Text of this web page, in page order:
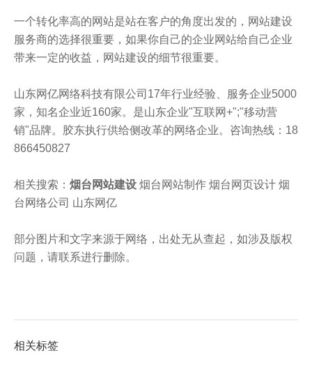
一个转化率高的网站是站在客户的角度出发的，网站建设
服务商的选择很重要，如果你自己的企业网站给自己企业
带来一定的收益，网站建设的细节很重要。
山东网亿网络科技有限公司17年行业经验、服务企业5000
家，知名企业近160家。是山东企业"互联网+";"移动营
销"品牌。胶东执行供给侧改革的网络企业。咨询热线：18
866450827
相关搜索： 烟台网站建设 烟台网站制作 烟台网页设计 烟
台网络公司 山东网亿
部分图片和文字来源于网络，出处无从查起，如涉及版权
问题，请联系进行删除。
相关标签